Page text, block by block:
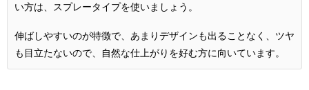
い方は、スプレータイプを使いましょう。
伸ばしやすいのが特徴で、あまりデザインも出ることなく、ツヤ
も目立たないので、自然な仕上がりを好む方に向いています。